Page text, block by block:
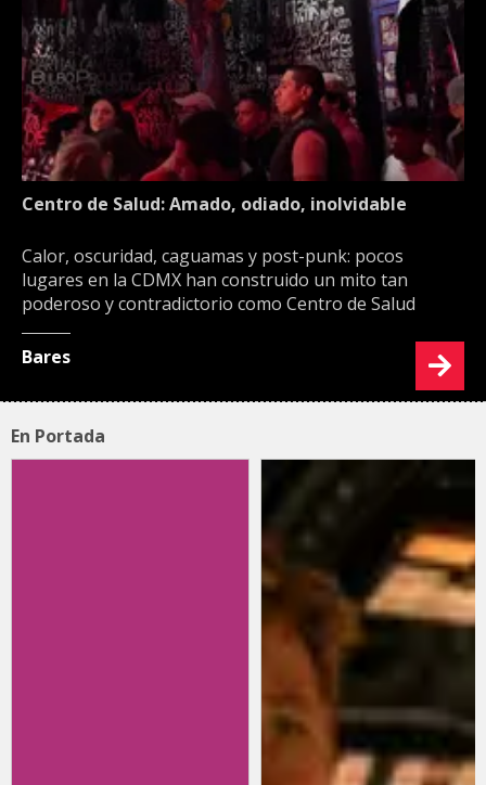
Centro de Salud: Amado, odiado, inolvidable
Calor, oscuridad, caguamas y post-punk: pocos
lugares en la CDMX han construido un mito tan
poderoso y contradictorio como Centro de Salud
Bares
En Portada